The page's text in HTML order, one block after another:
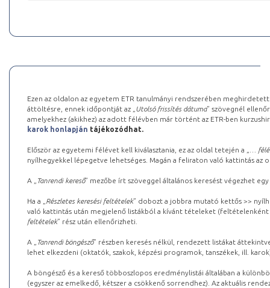
Ezen az oldalon az egyetem ETR tanulmányi rendszerében
áttöltésre, ennek időpontját az „ Utolsó frissítés dátuma” szövegnél
amelyekhez (akikhez) az adott félévben már történt az ETR-ben
karok honlapján tájékozódhat.
Először az egyetemi félévet kell kiválasztania, ez az oldal tetején a „
…
nyílhegyekkel lépegetve lehetséges. Magán a feliraton való kattintás az
A „ Tanrendi kereső” mezőbe írt szöveggel általános keresést végezhet
Ha a „ Részletes keresési feltételek” dobozt a jobbra mutató kettős >>
való kattintás után megjelenő listákból a kívánt tételeket (feltételenként
feltételek” rész után ellenőrizheti.
A „ Tanrendi böngésző” részben keresés nélkül, rendezett listákat
lehet elkezdeni (oktatók, szakok, képzési programok, tanszékek, ill.
A böngésző és a kereső többoszlopos eredménylistái általában a
(egyszer az emelkedő, kétszer a csökkenő sorrendhez). Az aktuális